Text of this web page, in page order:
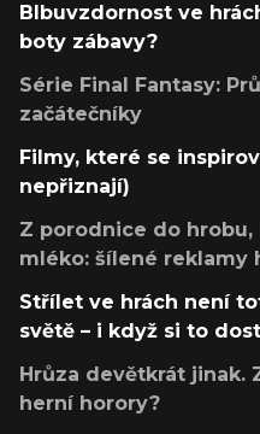
Blbuvzdornost ve
boty zábavy?
Série Final Fantasy:
začátečníky
Filmy, které se
nepřiznají)
Z porodnice do hrobu,
mléko: šílené reklamy
Střílet ve hrách není
světě – i když si to
Hrůza devětkrát jinak.
herní horory?